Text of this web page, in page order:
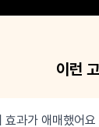
이런
효과가 애매했어요